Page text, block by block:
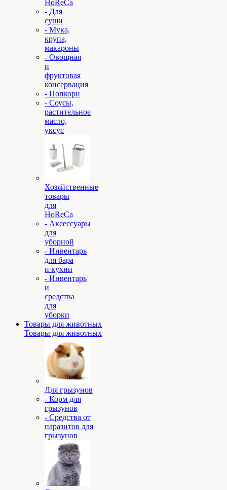
HoReCa
- Для
суши
- Мука,
крупа,
макароны
- Овощная
и
фруктовая
консервация
- Попкорн
- Соусы,
растительное
масло,
уксус
Хозяйственные
товары
для
HoReCa
- Аксессуары
для
уборной
- Инвентарь
для бара
и кухни
- Инвентарь
и
средства
для
уборки
Товары для животных
Товары для животных
Для грызунов
- Корм для
грызунов
- Средства от
паразитов для
грызунов